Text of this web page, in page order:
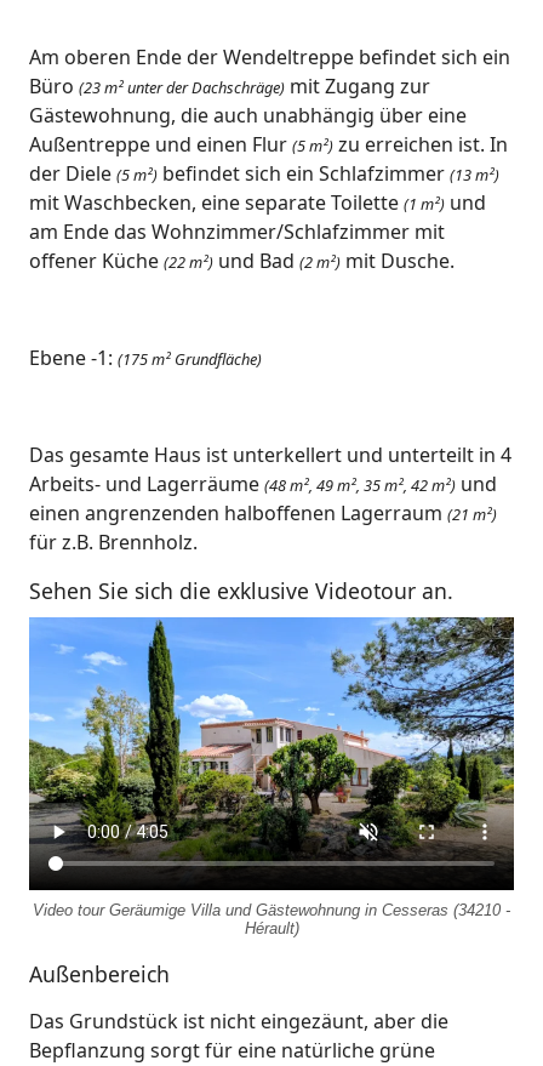
Am oberen Ende der Wendeltreppe befindet sich ein
Büro (23 m² unter der Dachschräge) mit Zugang zur
Gästewohnung, die auch unabhängig über eine
Außentreppe und einen Flur (5 m²) zu erreichen ist. In
der Diele (5 m²) befindet sich ein Schlafzimmer (13 m²)
mit Waschbecken, eine separate Toilette (1 m²) und
am Ende das Wohnzimmer/Schlafzimmer mit
offener Küche (22 m²) und Bad (2 m²) mit Dusche.
Ebene -1: (175 m² Grundfläche)
Das gesamte Haus ist unterkellert und unterteilt in 4
Arbeits- und Lagerräume (48 m², 49 m², 35 m², 42 m²) und
einen angrenzenden halboffenen Lagerraum (21 m²)
für z.B. Brennholz.
Sehen Sie sich die exklusive Videotour an.
Video tour Geräumige Villa und Gästewohnung in Cesseras (34210 -
Hérault)
Außenbereich
Das Grundstück ist nicht eingezäunt, aber die
Bepflanzung sorgt für eine natürliche grüne